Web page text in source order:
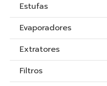
Estufas
Evaporadores
Extratores
Filtros